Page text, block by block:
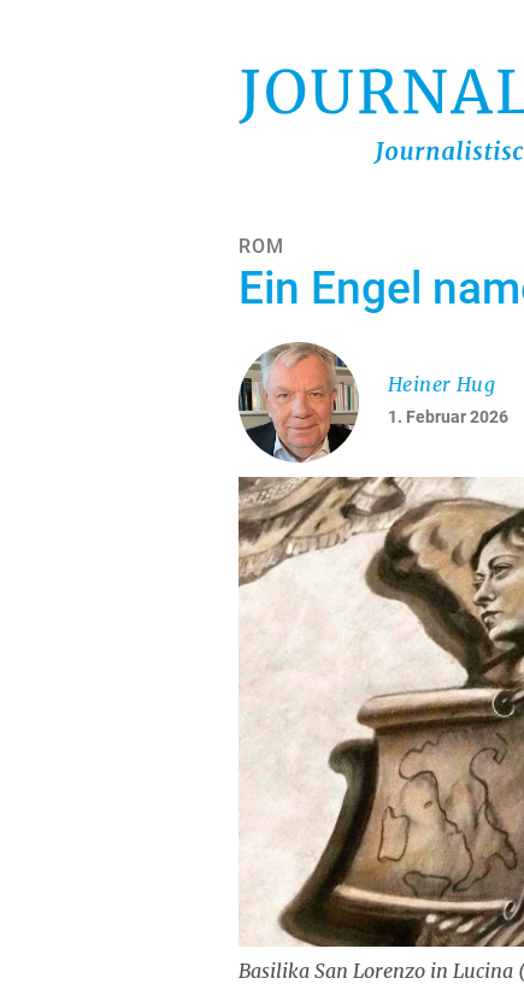
ROM
Ein Engel
1. Februar 2026
Heiner Hug
Basilika San Lorenzo in